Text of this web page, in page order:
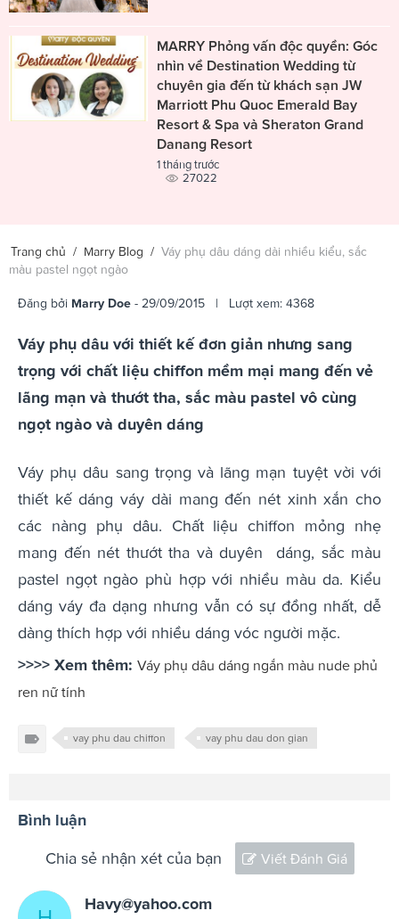
MARRY Phỏng vấn độc quyền: Góc
nhìn về Destination Wedding từ
chuyên gia đến từ khách sạn JW
Marriott Phu Quoc Emerald Bay
Resort & Spa và Sheraton Grand
Danang Resort
1 tháng trước
27022
Trang chủ / Marry Blog / Váy phụ dâu dáng dài nhiều kiểu, sắc
màu pastel ngọt ngào
Đăng bởi Marry Doe - 29/09/2015 | Lượt xem: 4368
Váy phụ dâu với thiết kế đơn giản nhưng sang
trọng với chất liệu chiffon mềm mại mang đến vẻ
lãng mạn và thướt tha, sắc màu pastel vô cùng
ngọt ngào và duyên dáng
Váy phụ dâu sang trọng và lãng mạn tuyệt vời với
thiết kế dáng váy dài mang đến nét xinh xắn cho
các nàng phụ dâu. Chất liệu chiffon mỏng nhẹ
mang đến nét thướt tha và duyên dáng, sắc màu
pastel ngọt ngào phù hợp với nhiều màu da. Kiểu
dáng váy đa dạng nhưng vẫn có sự đồng nhất, dễ
dàng thích hợp với nhiều dáng vóc người mặc.
>>>> Xem thêm: Váy phụ dâu dáng ngắn màu nude phủ
ren nữ tính
vay phu dau chiffon vay phu dau don gian
Bình luận
Chia sẻ nhận xét của bạn Viết Đánh Giá
Havy@yahoo.com